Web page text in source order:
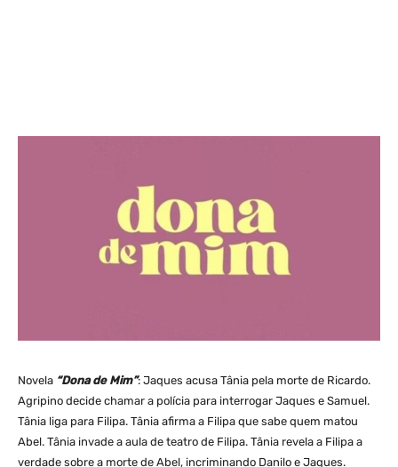
Novela “Dona de Mim”: Jaques acusa Tânia pela morte de Ricardo.
Agripino decide chamar a polícia para interrogar Jaques e Samuel.
Tânia liga para Filipa. Tânia afirma a Filipa que sabe quem matou
Abel. Tânia invade a aula de teatro de Filipa. Tânia revela a Filipa a
verdade sobre a morte de Abel, incriminando Danilo e Jaques.